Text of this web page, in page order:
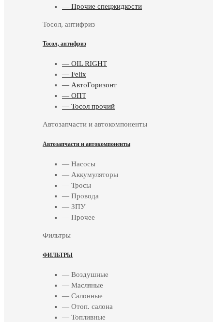
— Прочие спецжидкости
Тосол, антифриз
Тосол, антифриз
— OIL RIGHT
— Felix
— АвтоГоризонт
— ОПТ
— Тосол прочий
Автозапчасти и автокомпоненты
Автозапчасти и автокомпоненты
— Насосы
— Аккумуляторы
— Тросы
— Провода
— ЗПУ
— Прочее
Фильтры
ФИЛЬТРЫ
— Воздушные
— Масляные
— Салонные
— Отоп. салона
— Топливные